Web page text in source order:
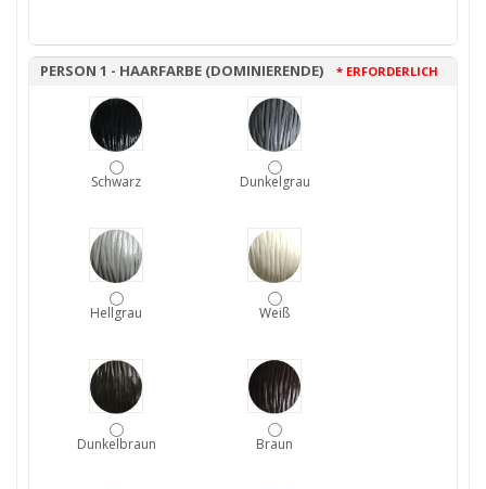
PERSON 1 - HAARFARBE (DOMINIERENDE) * ERFORDERLICH
Schwarz Dunkelgrau
Hellgrau Weiß
Dunkelbraun Braun